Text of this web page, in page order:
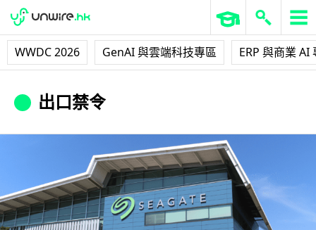
WWDC 2026 GenAI 與雲端科技專區 ERP 與商業 AI
出口禁令